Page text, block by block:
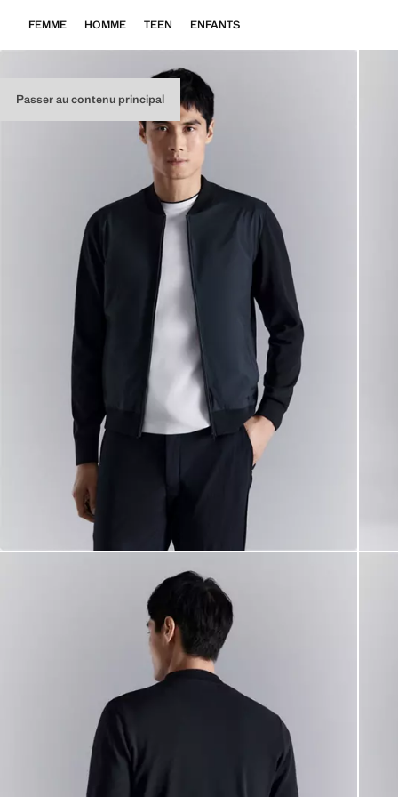
Passer au contenu principal
FEMME HOMME TEEN ENFANTS